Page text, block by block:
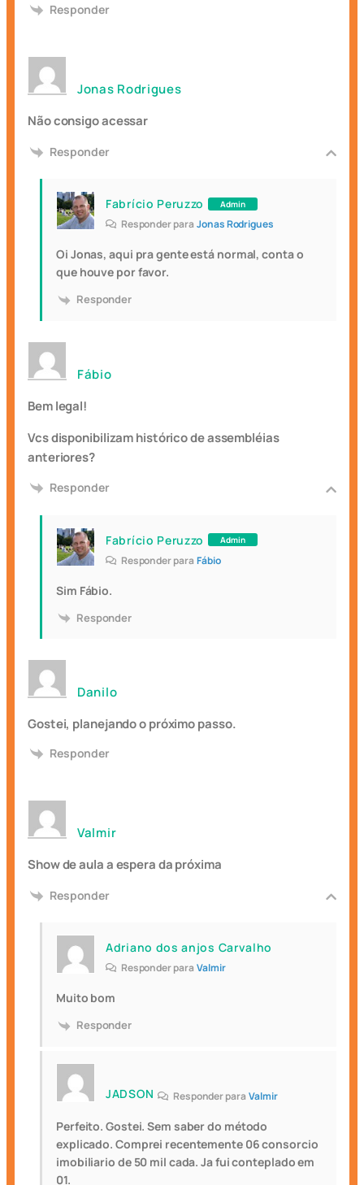
Responder
Jonas Rodrigues
Não consigo acessar
Responder
Fabrício Peruzzo Admin
Responder paraJonas Rodrigues
Oi Jonas, aqui pra gente está normal, conta o
que houve por favor.
Responder
Fábio
Bem legal!
Vcs disponibilizam histórico de assembléias
anteriores?
Responder
Fabrício Peruzzo Admin
Responder paraFábio
Sim Fábio.
Responder
Danilo
Gostei, planejando o próximo passo.
Responder
Valmir
Show de aula a espera da próxima
Responder
Adriano dos anjos Carvalho
Responder paraValmir
Muito bom
Responder
JADSON Responder paraValmir
Perfeito. Gostei. Sem saber do método
explicado. Comprei recentemente 06 consorcio
imobiliario de 50 mil cada. Ja fui conteplado em
01.